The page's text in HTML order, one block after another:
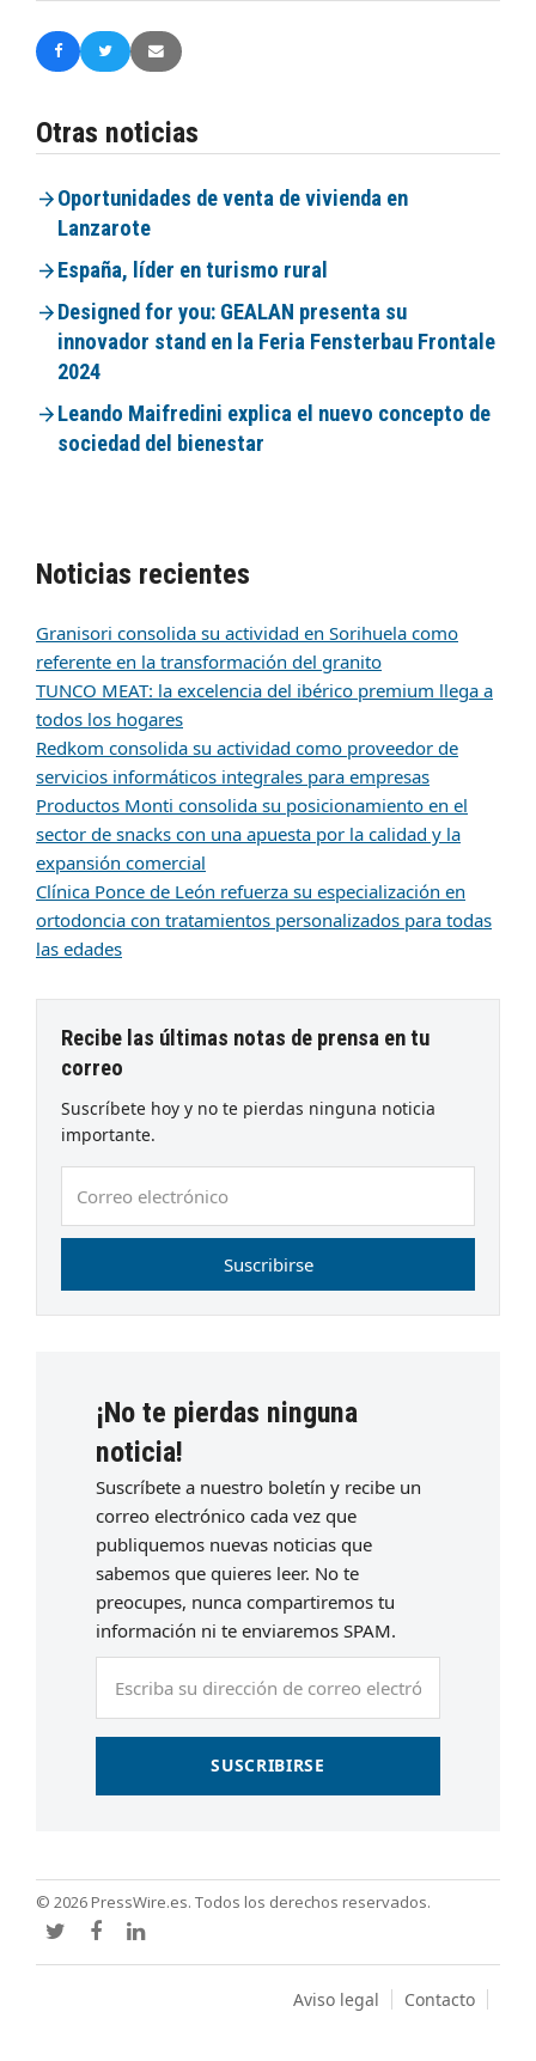
Otras noticias
Oportunidades de venta de vivienda en
Lanzarote
España, líder en turismo rural
Designed for you: GEALAN presenta su
innovador stand en la Feria Fensterbau Frontale
2024
Leando Maifredini explica el nuevo concepto de
sociedad del bienestar
Noticias recientes
Granisori consolida su actividad en Sorihuela como
referente en la transformación del granito
TUNCO MEAT: la excelencia del ibérico premium llega a
todos los hogares
Redkom consolida su actividad como proveedor de
servicios informáticos integrales para empresas
Productos Monti consolida su posicionamiento en el
sector de snacks con una apuesta por la calidad y la
expansión comercial
Clínica Ponce de León refuerza su especialización en
ortodoncia con tratamientos personalizados para todas
las edades
Recibe las últimas notas de prensa en tu
correo
Suscríbete hoy y no te pierdas ninguna noticia
importante.
electrónico
Suscribirse
¡No te pierdas ninguna
noticia!
Suscríbete a nuestro boletín y recibe un
correo electrónico cada vez que
publiquemos nuevas noticias que
sabemos que quieres leer. No te
preocupes, nunca compartiremos tu
información ni te enviaremos SPAM.
SUSCRIBIRSE
© 2026 PressWire.es. Todos los derechos reservados.
TwitterFacebook
LinkedIn
Aviso legal Contacto